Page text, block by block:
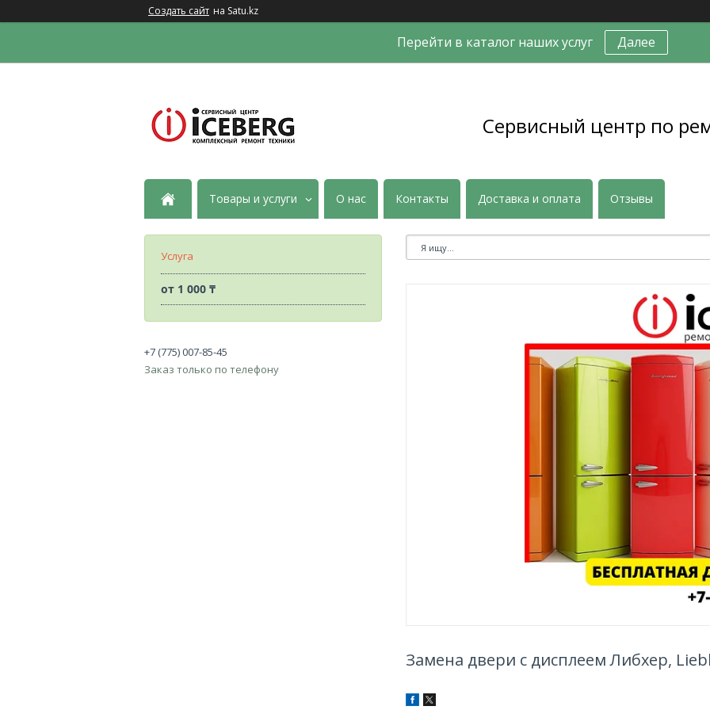
Создать сайт на Satu.kz
Перейти в каталог наших услуг Далее
Сервисный центр по
Товары и услуги О нас Контакты Доставка и оплата Отзывы
Замена двери с дисплеем Либхер,
Услуга
от 1 000 ₸
+7 (775) 007-85-45
Заказ только по телефону